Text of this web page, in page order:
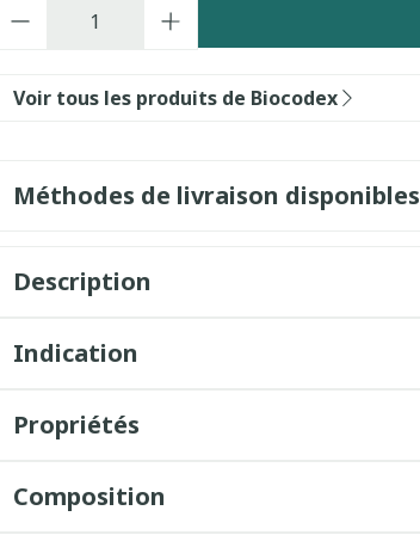
Voir tous les produits de Biocodex
Méthodes de livraison disponibles
Description
Indication
Propriétés
Composition